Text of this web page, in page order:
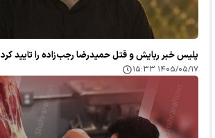
پلیس خبر ربایش و قتل حمیدرضا رجب‌زاده را تایید کرد
۱۴۰۵/۰۵/۱۷ ۱۵:۳۳